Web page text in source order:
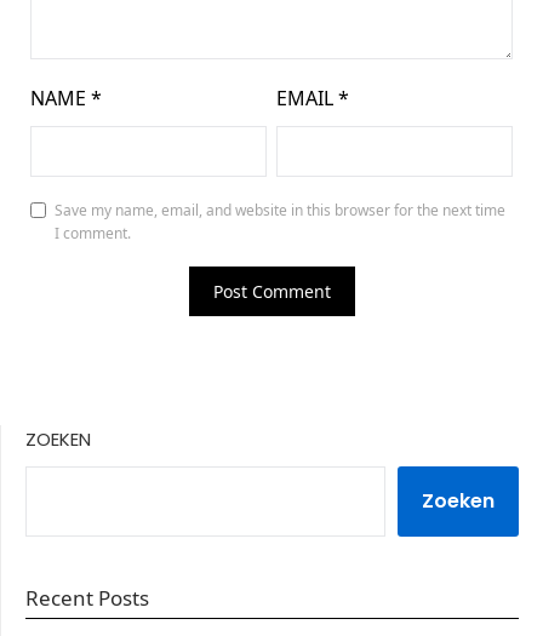
NAME * EMAIL*
Save my name, email, and website in this browser for the next time
I comment.
ZOEKEN
Zoeken
Recent Posts